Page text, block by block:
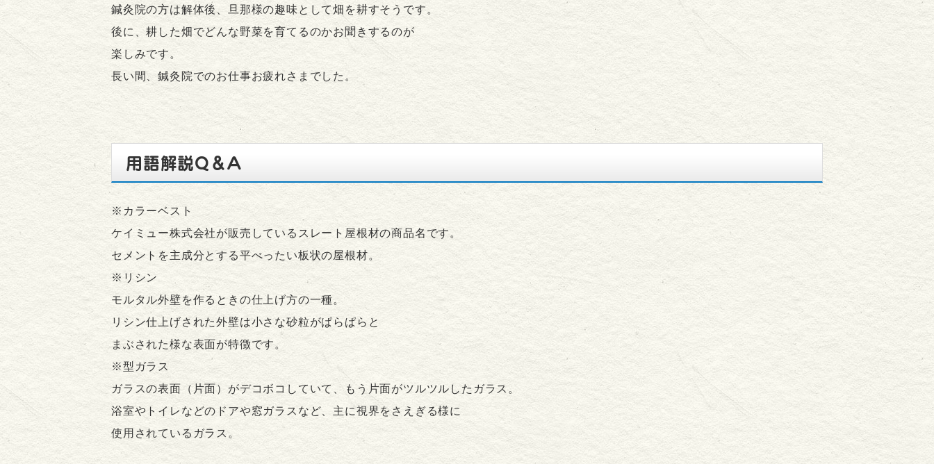
鍼灸院の方は解体後、旦那様の趣味として畑を耕すそうです。
後に、耕した畑でどんな野菜を育てるのかお聞きするのが
楽しみです。
長い間、鍼灸院でのお仕事お疲れさまでした。
用語解説Q＆A
※カラーベスト
ケイミュー株式会社が販売しているスレート屋根材の商品名です。
セメントを主成分とする平べったい板状の屋根材。
※リシン
モルタル外壁を作るときの仕上げ方の一種。
リシン仕上げされた外壁は小さな砂粒がぱらぱらと
まぶされた様な表面が特徴です。
※型ガラス
ガラスの表面（片面）がデコボコしていて、もう片面がツルツルしたガラス。
浴室やトイレなどのドアや窓ガラスなど、主に視界をさえぎる様に
使用されているガラス。